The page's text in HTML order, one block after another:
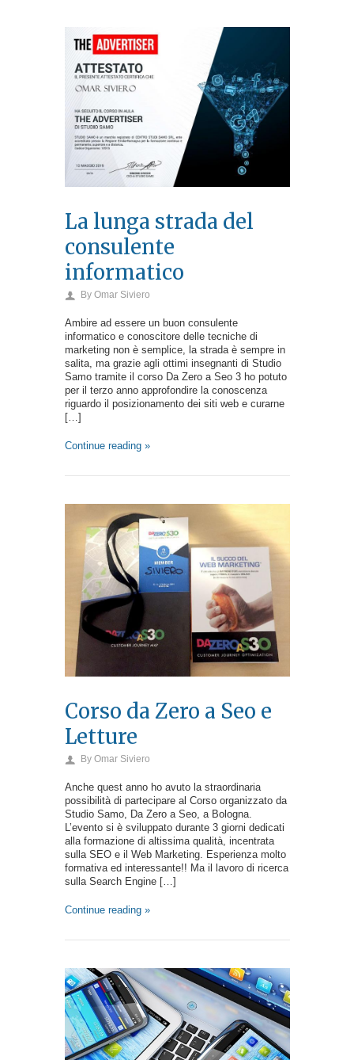
La lunga strada del
consulente
informatico
By Omar Siviero
Ambire ad essere un buon consulente
informatico e conoscitore delle tecniche di
marketing non è semplice, la strada è sempre in
salita, ma grazie agli ottimi insegnanti di Studio
Samo tramite il corso Da Zero a Seo 3 ho potuto
per il terzo anno approfondire la conoscenza
riguardo il posizionamento dei siti web e curarne
[…]
Continue reading »
Corso da Zero a Seo e
Letture
By Omar Siviero
Anche quest anno ho avuto la straordinaria
possibilità di partecipare al Corso organizzato da
Studio Samo, Da Zero a Seo, a Bologna.
L’evento si è sviluppato durante 3 giorni dedicati
alla formazione di altissima qualità, incentrata
sulla SEO e il Web Marketing. Esperienza molto
formativa ed interessante!! Ma il lavoro di ricerca
sulla Search Engine […]
Continue reading »